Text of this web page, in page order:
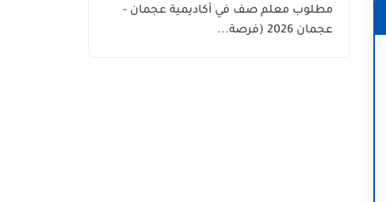
مطلوب معلم صف في أكاديمية عجمان -
عجمان 2026 (فرصة...